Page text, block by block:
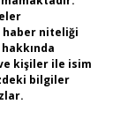
haber niteliği
kişiler ile isim
bilgiler